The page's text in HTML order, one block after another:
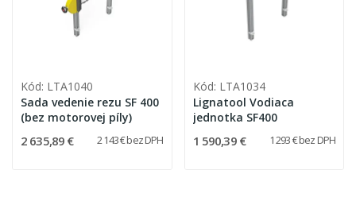
Kód: LTA1040
Sada vedenie rezu SF 400
(bez motorovej píly)
2 635,89 € 2 143 € bez DPH
Kód: LTA1034
Lignatool Vodiaca
jednotka SF400
1 590,39 € 1 293 € bez DPH